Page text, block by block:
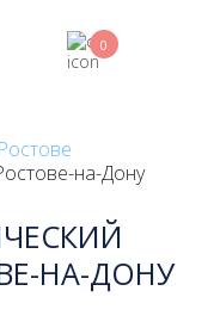
0
на-Дону
НА-ДОНУ